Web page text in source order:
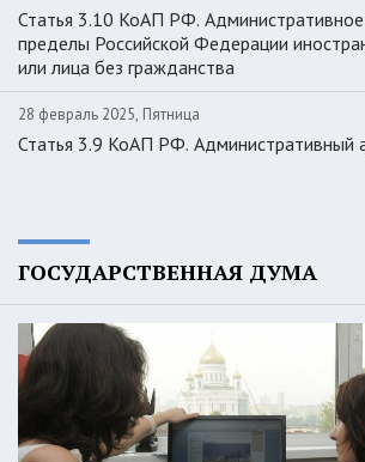
Статья 3.10 КоАП РФ.
пределы Российской Федерации
или лица без гражданства
28 февраль 2025, Пятница
Статья 3.9 КоАП РФ. Административный
ГОСУДАРСТВЕННАЯ ДУМА